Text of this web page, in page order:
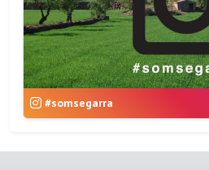
#somsegarra